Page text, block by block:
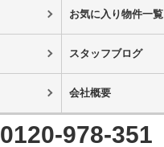
お気に入り物件一覧
スタッフブログ
会社概要
0120-978-351